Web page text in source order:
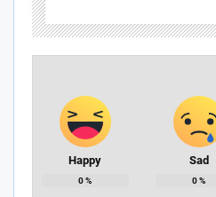
Happy
0%
Sad
0%